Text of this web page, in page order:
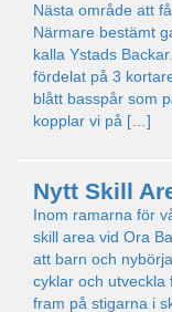
Nästa område att
Närmare bestämt
kalla Ystads
fördelat på 3
blått basspår som
kopplar vi på […]
Nytt Skill
Inom ramarna för
skill area vid Ora
att barn och
cyklar och utveckla
fram på stigarna i